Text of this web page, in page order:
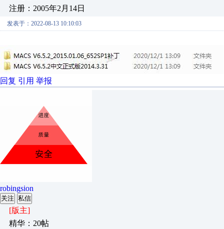
注册：2005年2月14日
发表于：2022-08-13 10:10:03
回复 引用 举报
robingsion
关注 私信
[版主]
精华：20帖